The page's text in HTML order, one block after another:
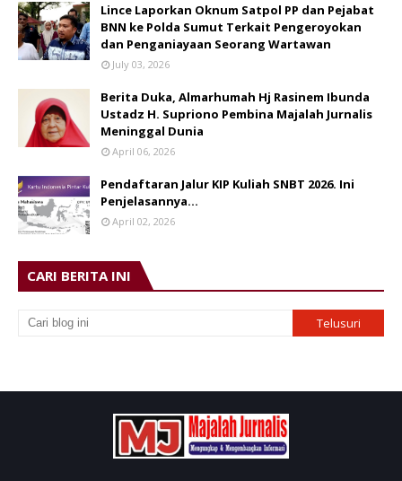
Lince Laporkan Oknum Satpol PP dan Pejabat
BNN ke Polda Sumut Terkait Pengeroyokan
dan Penganiayaan Seorang Wartawan
July 03, 2026
Berita Duka, Almarhumah Hj Rasinem Ibunda
Ustadz H. Supriono Pembina Majalah Jurnalis
Meninggal Dunia
April 06, 2026
Pendaftaran Jalur KIP Kuliah SNBT 2026. Ini
Penjelasannya…
April 02, 2026
CARI BERITA INI